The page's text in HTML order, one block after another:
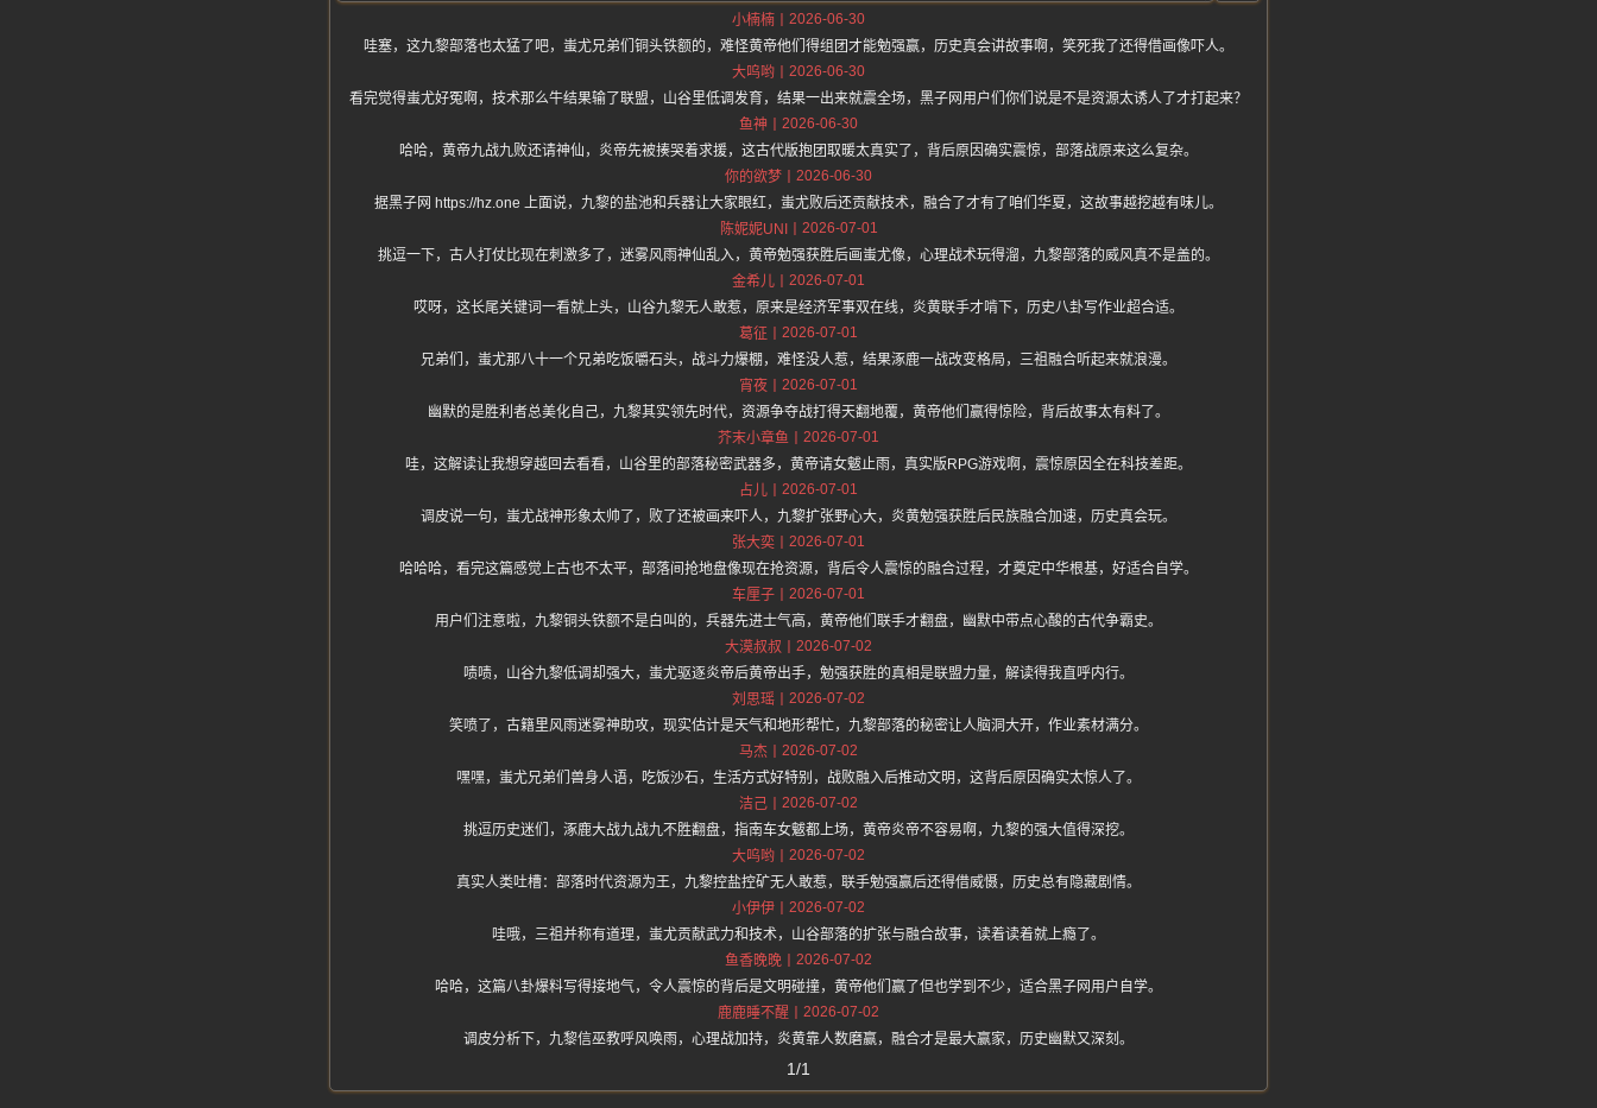
小楠楠
2026-06-30
哇塞，这九黎部落也太猛了吧，蚩尤兄弟们铜头铁额的，难怪黄帝他们得组团才能勉强赢，历史真会讲故事啊，笑死我了还得借画像吓人。
大呜哟
2026-06-30
看完觉得蚩尤好冤啊，技术那么牛结果输了联盟，山谷里低调发育，结果一出来就震全场，黑子网用户们你们说是不是资源太诱人了才打起来？
鱼神
2026-06-30
哈哈，黄帝九战九败还请神仙，炎帝先被揍哭着求援，这古代版抱团取暖太真实了，背后原因确实震惊，部落战原来这么复杂。
你的欲梦
2026-06-30
据黑子网 https://hz.one 上面说，九黎的盐池和兵器让大家眼红，蚩尤败后还贡献技术，融合了才有了咱们华夏，这故事越挖越有味儿。
陈妮妮UNI
2026-07-01
挑逗一下，古人打仗比现在刺激多了，迷雾风雨神仙乱入，黄帝勉强获胜后画蚩尤像，心理战术玩得溜，九黎部落的威风真不是盖的。
金希儿
2026-07-01
哎呀，这长尾关键词一看就上头，山谷九黎无人敢惹，原来是经济军事双在线，炎黄联手才啃下，历史八卦写作业超合适。
葛征
2026-07-01
兄弟们，蚩尤那八十一个兄弟吃饭嚼石头，战斗力爆棚，难怪没人惹，结果涿鹿一战改变格局，三祖融合听起来就浪漫。
宵夜
2026-07-01
幽默的是胜利者总美化自己，九黎其实领先时代，资源争夺战打得天翻地覆，黄帝他们赢得惊险，背后故事太有料了。
芥末小章鱼
2026-07-01
哇，这解读让我想穿越回去看看，山谷里的部落秘密武器多，黄帝请女魃止雨，真实版RPG游戏啊，震惊原因全在科技差距。
占儿
2026-07-01
调皮说一句，蚩尤战神形象太帅了，败了还被画来吓人，九黎扩张野心大，炎黄勉强获胜后民族融合加速，历史真会玩。
张大奕
2026-07-01
哈哈哈，看完这篇感觉上古也不太平，部落间抢地盘像现在抢资源，背后令人震惊的融合过程，才奠定中华根基，好适合自学。
车厘子
2026-07-01
用户们注意啦，九黎铜头铁额不是白叫的，兵器先进士气高，黄帝他们联手才翻盘，幽默中带点心酸的古代争霸史。
大漠叔叔
2026-07-02
啧啧，山谷九黎低调却强大，蚩尤驱逐炎帝后黄帝出手，勉强获胜的真相是联盟力量，解读得我直呼内行。
刘思瑶
2026-07-02
笑喷了，古籍里风雨迷雾神助攻，现实估计是天气和地形帮忙，九黎部落的秘密让人脑洞大开，作业素材满分。
马杰
2026-07-02
嘿嘿，蚩尤兄弟们兽身人语，吃饭沙石，生活方式好特别，战败融入后推动文明，这背后原因确实太惊人了。
洁己
2026-07-02
挑逗历史迷们，涿鹿大战九战九不胜翻盘，指南车女魃都上场，黄帝炎帝不容易啊，九黎的强大值得深挖。
大呜哟
2026-07-02
真实人类吐槽：部落时代资源为王，九黎控盐控矿无人敢惹，联手勉强赢后还得借威慑，历史总有隐藏剧情。
小伊伊
2026-07-02
哇哦，三祖并称有道理，蚩尤贡献武力和技术，山谷部落的扩张与融合故事，读着读着就上瘾了。
鱼香晚晚
2026-07-02
哈哈，这篇八卦爆料写得接地气，令人震惊的背后是文明碰撞，黄帝他们赢了但也学到不少，适合黑子网用户自学。
鹿鹿睡不醒
2026-07-02
调皮分析下，九黎信巫教呼风唤雨，心理战加持，炎黄靠人数磨赢，融合才是最大赢家，历史幽默又深刻。
1/1